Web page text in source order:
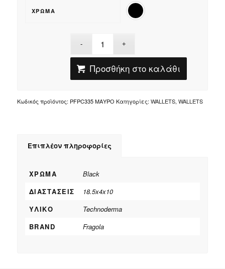
ΧΡΏΜΑ
Προσθήκη στο καλάθι
Κωδικός προϊόντος: PFPC335 ΜΑΥΡΟ Κατηγορίες: WALLETS, WALLETS
Επιπλέον πληροφορίες
ΧΡΏΜΑ
Black
ΔΙΑΣΤΆΣΕΙΣ
18.5x4x10
ΥΛΙΚΌ
Technoderma
BRAND
Fragola